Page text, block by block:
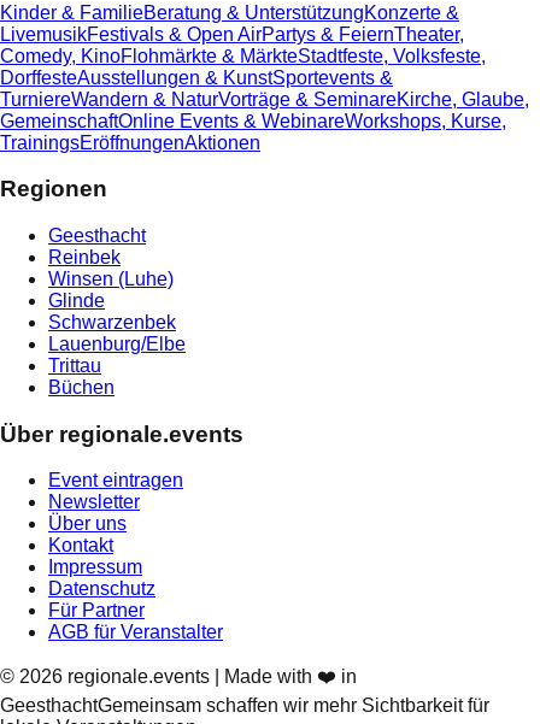
Kinder & FamilieBeratung & UnterstützungKonzerte &
LivemusikFestivals & Open AirPartys & FeiernTheater,
Comedy, KinoFlohmärkte & MärkteStadtfeste, Volksfeste,
DorffesteAusstellungen & KunstSportevents &
TurniereWandern & NaturVorträge & SeminareKirche, Glaube,
GemeinschaftOnline Events & WebinareWorkshops, Kurse,
TrainingsEröffnungenAktionen
Regionen
Geesthacht
Reinbek
Winsen (Luhe)
Glinde
Schwarzenbek
Lauenburg/Elbe
Trittau
Büchen
Über regionale.events
Event eintragen
Newsletter
Über uns
Kontakt
Impressum
Datenschutz
Für Partner
AGB für Veranstalter
© 2026 regionale.events | Made with ❤️ in
GeesthachtGemeinsam schaffen wir mehr Sichtbarkeit für